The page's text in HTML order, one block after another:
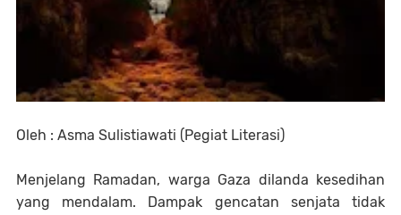
Oleh : Asma Sulistiawati (Pegiat Literasi)
Menjelang Ramadan, warga Gaza dilanda kesedihan
yang mendalam. Dampak gencatan senjata tidak